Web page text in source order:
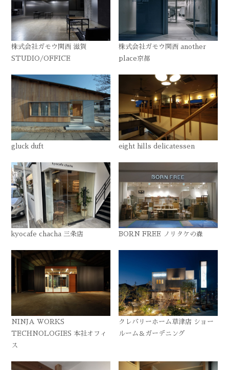
株式会社ガモウ関西 滋賀
STUDIO/OFFICE
株式会社ガモウ関西 another
place京都
gluck duft eight hills delicatessen
kyocafe chacha 三条店 BORN FREE ノリタケの森
NINJA WORKS
TECHNOLOGIES 本社オフィ
ス
クレバリーホーム草津店 ショー
ルーム＆ガーデニング